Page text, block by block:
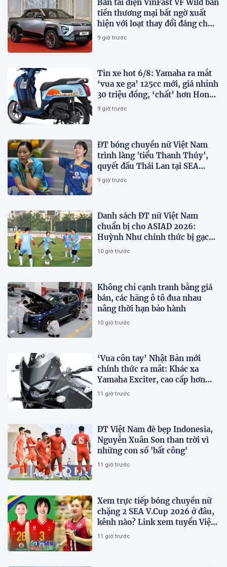
Bán tải điện VinFast VF Wild bản
tiền thương mại bất ngờ xuất
hiện với loạt thay đổi đáng chú
ý
9 giờ trước
Tin xe hot 6/8: Yamaha ra mắt
‘vua xe ga’ 125cc mới, giá nhỉnh
30 triệu đồng, ‘chất’ hơn Honda
Vision và SH Mode
9 giờ trước
ĐT bóng chuyền nữ Việt Nam
trình làng 'tiểu Thanh Thúy',
quyết đấu Thái Lan tại SEA
V.Cup 2026
9 giờ trước
Danh sách ĐT nữ Việt Nam
chuẩn bị cho ASIAD 2026:
Huỳnh Như chính thức bị gạch
tên
10 giờ trước
Không chỉ cạnh tranh bằng giá
bán, các hãng ô tô đua nhau
nâng thời hạn bảo hành
10 giờ trước
‘Vua côn tay’ Nhật Bản mới
chính thức ra mắt: Khác xa
Yamaha Exciter, cao cấp hơn
Honda Winner R, giá rẻ so với
11 giờ trước
ĐT Việt Nam đè bẹp Indonesia,
Nguyễn Xuân Son than trời vì
những con số 'bất công'
11 giờ trước
Xem trực tiếp bóng chuyền nữ
chặng 2 SEA V.Cup 2026 ở đâu,
kênh nào? Link xem tuyển Việt
Nam thi đấu
11 giờ trước